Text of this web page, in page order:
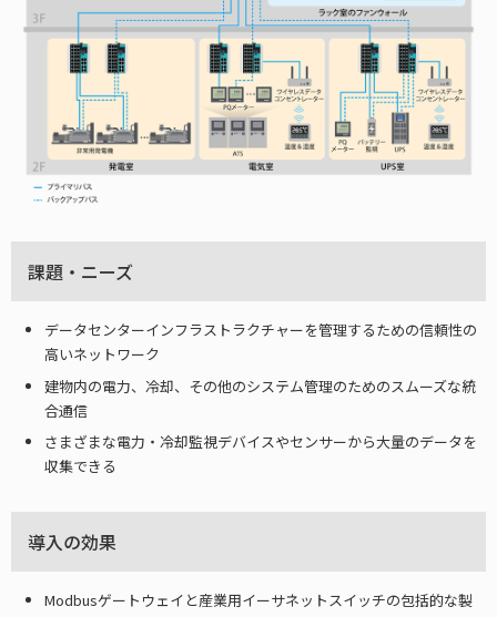
課題・ニーズ
データセンターインフラストラクチャーを管理するための信頼性の
高いネットワーク
建物内の電力、冷却、その他のシステム管理のためのスムーズな統
合通信
さまざまな電力・冷却監視デバイスやセンサーから大量のデータを
収集できる
導入の効果
Modbusゲートウェイと産業用イーサネットスイッチの包括的な製